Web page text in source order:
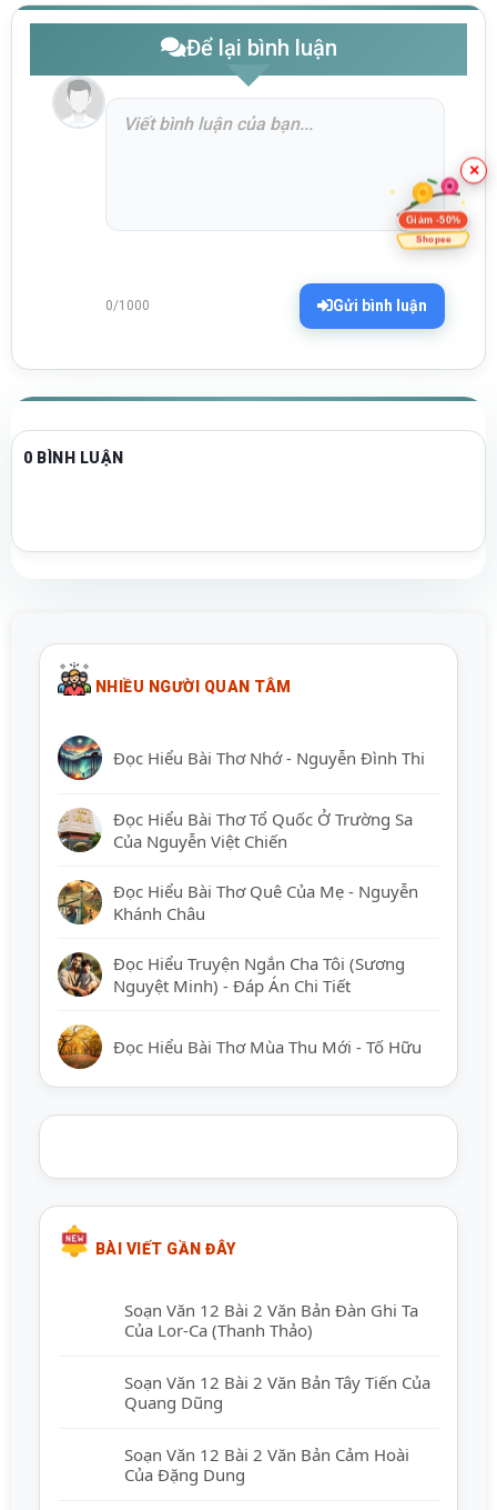
Để lại bình luận
0/1000 Gửi bình luận
0 BÌNH LUẬN
NHIỀU NGƯỜI QUAN TÂM
Đọc Hiểu Bài Thơ Nhớ - Nguyễn Đình Thi
Đọc Hiểu Bài Thơ Tổ Quốc Ở Trường Sa
Của Nguyễn Việt Chiến
Đọc Hiểu Bài Thơ Quê Của Mẹ - Nguyễn
Khánh Châu
Đọc Hiểu Truyện Ngắn Cha Tôi (Sương
Nguyệt Minh) - Đáp Án Chi Tiết
Đọc Hiểu Bài Thơ Mùa Thu Mới - Tố Hữu
BÀI VIẾT GẦN ĐÂY
Soạn Văn 12 Bài 2 Văn Bản Đàn Ghi Ta
Của Lor-Ca (Thanh Thảo)
Soạn Văn 12 Bài 2 Văn Bản Tây Tiến Của
Quang Dũng
Soạn Văn 12 Bài 2 Văn Bản Cảm Hoài
Của Đặng Dung
×
Giảm -50%
Shopee